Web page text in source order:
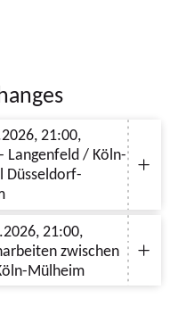
Langenfeld / Köln-
Düsseldorf-
zwischen
Mülheim